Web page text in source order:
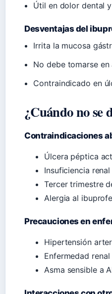
Útil en dolor dental
Desventajas del
Irrita la mucosa
No debe tomarse
Contraindicado en
¿Cuándo no se
Contraindicaciones
Úlcera péptica
Insuficiencia
Tercer trimestre
Alergia al
Precauciones en
Hipertensión
Enfermedad
Asma sensible a